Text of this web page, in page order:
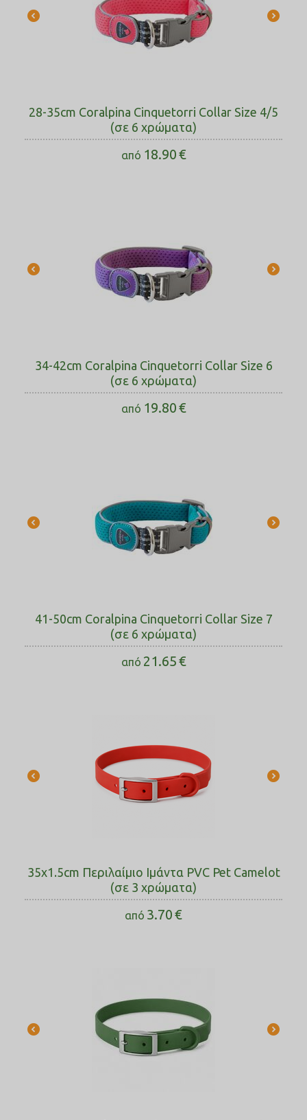
28-35cm Coralpina Cinquetorri Collar Size 4/5
(σε 6 χρώματα)
από 18.90€
34-42cm Coralpina Cinquetorri Collar Size 6
(σε 6 χρώματα)
από 19.80€
41-50cm Coralpina Cinquetorri Collar Size 7
(σε 6 χρώματα)
από 21.65€
35x1.5cm Περιλαίμιο Ιμάντα PVC Pet Camelot
(σε 3 χρώματα)
από 3.70€